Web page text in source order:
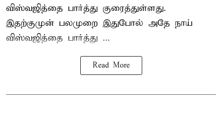
விஸ்வஜித்தை பார்த்து குரைத்துள்ளது.
இதற்குமுன் பலமுறை இதுபோல் அதே நாய்
விஸ்வஜித்தை பார்த்து ...
Read More